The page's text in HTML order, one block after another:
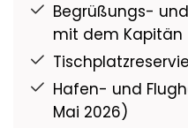
Begrüßungs-
mit dem Kapitän
Hafen- und
Mai 2026)